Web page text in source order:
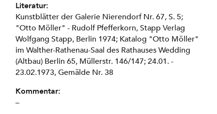
Literatur:
Kunstblätter der Galerie Nierendorf Nr. 67, S. 5;
"Otto Möller" - Rudolf Pfefferkorn, Stapp Verlag
Wolfgang Stapp, Berlin 1974; Katalog "Otto Möller"
im Walther-Rathenau-Saal des Rathauses Wedding
(Altbau) Berlin 65, Müllerstr. 146/147; 24.01. -
23.02.1973, Gemälde Nr. 38
Kommentar:
–